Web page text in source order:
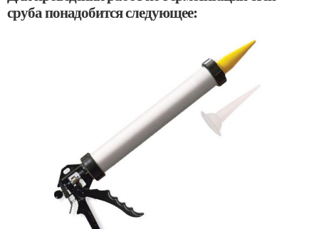
сруба понадобится следующее: